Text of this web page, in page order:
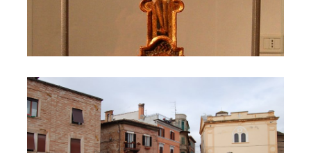
Il Castello di Cerreto 114